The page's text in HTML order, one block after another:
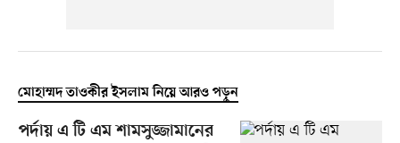
মোহাম্মদ তাওকীর ইসলাম নিয়ে আরও পড়ুন
পর্দায় এ টি এম শামসুজ্জামানের